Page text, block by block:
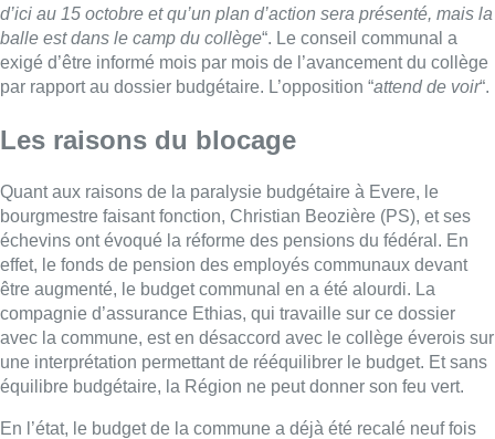
d’ici au 15 octobre et qu’un plan d’action sera présenté, mais la
balle est dans le camp du collège“. Le conseil communal a
exigé d’être informé mois par mois de l’avancement du collège
par rapport au dossier budgétaire. L’opposition “attend de voir“.
Les raisons du blocage
Quant aux raisons de la paralysie budgétaire à Evere, le
bourgmestre faisant fonction, Christian Beozière (PS), et ses
échevins ont évoqué la réforme des pensions du fédéral. En
effet, le fonds de pension des employés communaux devant
être augmenté, le budget communal en a été alourdi. La
compagnie d’assurance Ethias, qui travaille sur ce dossier
avec la commune, est en désaccord avec le collège éverois sur
une interprétation permettant de rééquilibrer le budget. Et sans
équilibre budgétaire, la Région ne peut donner son feu vert.
En l’état, le budget de la commune a déjà été recalé neuf fois